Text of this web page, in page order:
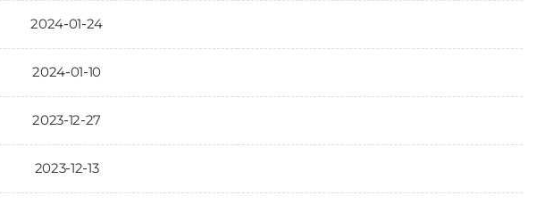
2024-01-24
2024-01-10
2023-12-27
2023-12-13